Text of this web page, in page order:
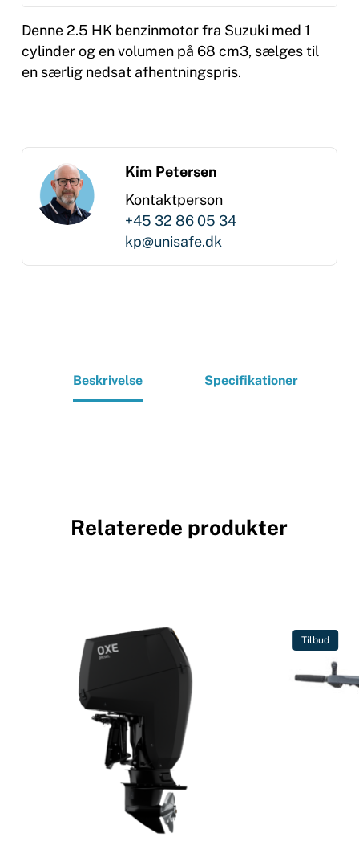
Denne 2.5 HK benzinmotor fra Suzuki med 1
cylinder og en volumen på 68 cm3, sælges til
en særlig nedsat afhentningspris.
Kim Petersen
Kontaktperson
+45 32 86 05 34
kp@unisafe.dk
Beskrivelse Specifikationer
Relaterede produkter
Tilbud